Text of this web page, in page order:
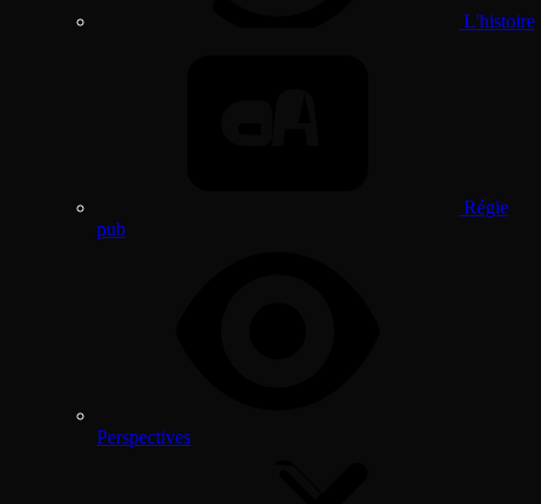
L'histoire
Régie
pub
Perspectives